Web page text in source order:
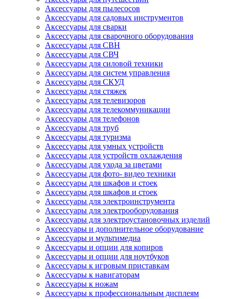
Аксессуары для пылесосов
Аксессуары для садовых инструментов
Аксессуары для сварки
Аксессуары для сварочного оборудования
Аксессуары для СВН
Аксессуары для СВЧ
Аксессуары для силовой техники
Аксессуары для систем управления
Аксессуары для СКУД
Аксессуары для стяжек
Аксессуары для телевизоров
Аксессуары для телекоммуникации
Аксессуары для телефонов
Аксессуары для труб
Аксессуары для туризма
Аксессуары для умных устройств
Аксессуары для устройств охлаждения
Аксессуары для ухода за цветами
Аксессуары для фото- видео техники
Аксессуары для шкафов и стоек
Аксессуары для шкафов и стоек
Аксессуары для электроинструмента
Аксессуары для электрооборудования
Аксессуары для электроустановочных изделий
Аксессуары и дополнительное оборудование
Аксессуары и мультимедиа
Аксессуары и опции для копиров
Аксессуары и опции для ноутбуков
Аксессуары к игровым приставкам
Аксессуары к навигаторам
Аксессуары к ножам
Аксессуары к профессиональным дисплеям